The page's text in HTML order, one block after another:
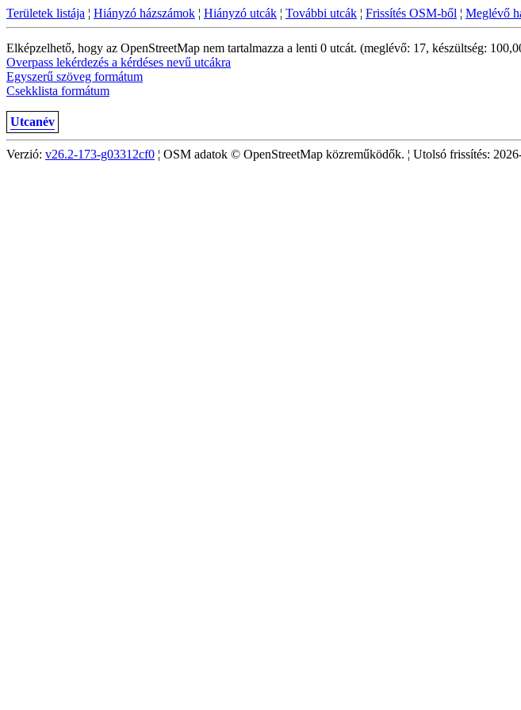
Területek listája ¦ Hiányzó házszámok ¦ Hiányzó utcák ¦ További utcák ¦ Frissítés OSM-ből ¦ Meglévő
Elképzelhető, hogy az OpenStreetMap nem tartalmazza a lenti 0 utcát. (meglévő: 17, készültség:
Overpass lekérdezés a kérdéses nevű utcákra
Egyszerű szöveg formátum
Csekklista formátum
Utcanév
Verzió: v26.2-173-g03312cf0 ¦ OSM adatok © OpenStreetMap közreműködők. ¦ Utolsó frissítés: